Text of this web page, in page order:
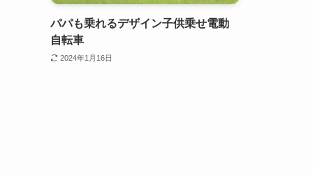
パパも乗れるデザイン子供乗せ電動
自転車
2024年1月16日